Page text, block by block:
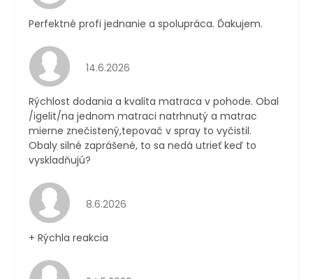
Perfektné profi jednanie a spolupráca. Ďakujem.
Hodnotenie obchodu je 4 z 5 hviezdičiek.
14.6.2026
Rýchlost dodania a kvalita matraca v pohode. Obal
/igelit/na jednom matraci natrhnutý a matrac
mierne znečistený,tepovač v spray to vyčistil.
Obaly silné zaprášené, to sa nedá utrieť keď to
vyskladňujú?
Hodnotenie obchodu je 4 z 5 hviezdičiek.
8.6.2026
+ Rýchla reakcia